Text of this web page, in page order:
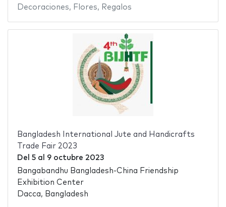
Decoraciones, Flores, Regalos
Bangladesh International Jute and Handicrafts
Trade Fair 2023
Del 5al 9 octubre 2023
Bangabandhu Bangladesh-China Friendship
Exhibition Center
Dacca, Bangladesh